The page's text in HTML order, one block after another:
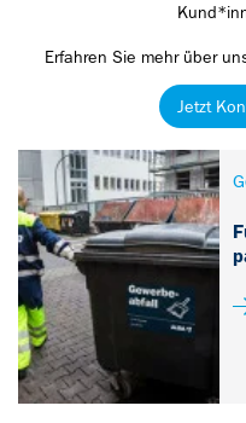
Erfahren Sie mehr über
Jetzt